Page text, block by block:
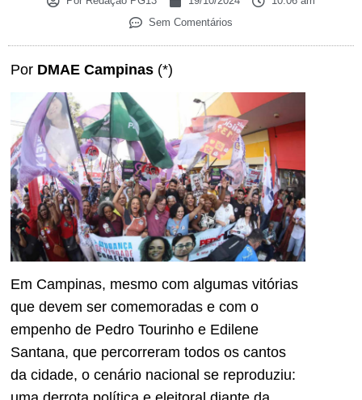
Sem Comentários
Por DMAE Campinas (*)
Em Campinas, mesmo com algumas vitórias
que devem ser comemoradas e com o
empenho de Pedro Tourinho e Edilene
Santana, que percorreram todos os cantos
da cidade, o cenário nacional se reproduziu: